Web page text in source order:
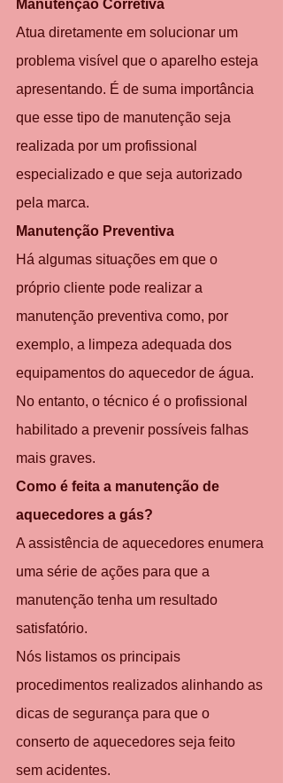
Manutenção Corretiva
Atua diretamente em solucionar um
problema visível que o aparelho esteja
apresentando. É de suma importância
que esse tipo de manutenção seja
realizada por um profissional
especializado e que seja autorizado
pela marca.
Manutenção Preventiva
Há algumas situações em que o
próprio cliente pode realizar a
manutenção preventiva como, por
exemplo, a limpeza adequada dos
equipamentos do aquecedor de água.
No entanto, o técnico é o profissional
habilitado a prevenir possíveis falhas
mais graves.
Como é feita a manutenção de
aquecedores a gás?
A assistência de aquecedores enumera
uma série de ações para que a
manutenção tenha um resultado
satisfatório.
Nós listamos os principais
procedimentos realizados alinhando as
dicas de segurança para que o
conserto de aquecedores seja feito
sem acidentes.